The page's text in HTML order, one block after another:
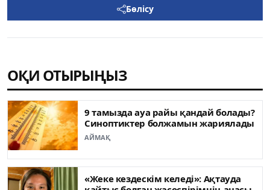
Бөлісу
ОҚИ ОТЫРЫҢЫЗ
9 тамызда ауа райы қандай болады?
Синоптиктер болжамын жариялады
АЙМАҚ
«Жеке кездескім келеді»: Ақтауда